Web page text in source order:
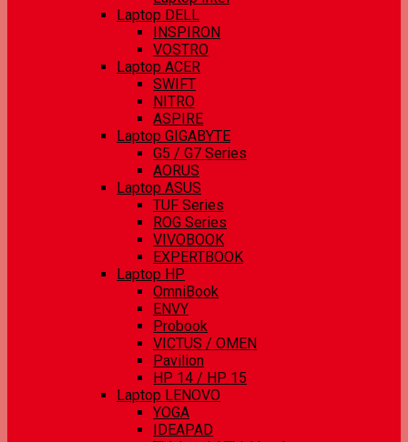
Laptop DELL
INSPIRON
VOSTRO
Laptop ACER
SWIFT
NITRO
ASPIRE
Laptop GIGABYTE
G5 / G7 Series
AORUS
Laptop ASUS
TUF Series
ROG Series
VIVOBOOK
EXPERTBOOK
Laptop HP
OmniBook
ENVY
Probook
VICTUS / OMEN
Pavilion
HP 14 / HP 15
Laptop LENOVO
YOGA
IDEAPAD